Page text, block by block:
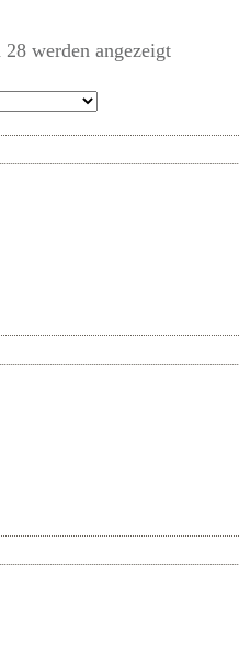
werden angezeigt